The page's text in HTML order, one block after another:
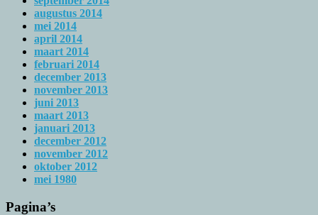
augustus 2014
mei 2014
april 2014
maart 2014
februari 2014
december 2013
november 2013
juni 2013
maart 2013
januari 2013
december 2012
november 2012
oktober 2012
mei 1980
Pagina’s